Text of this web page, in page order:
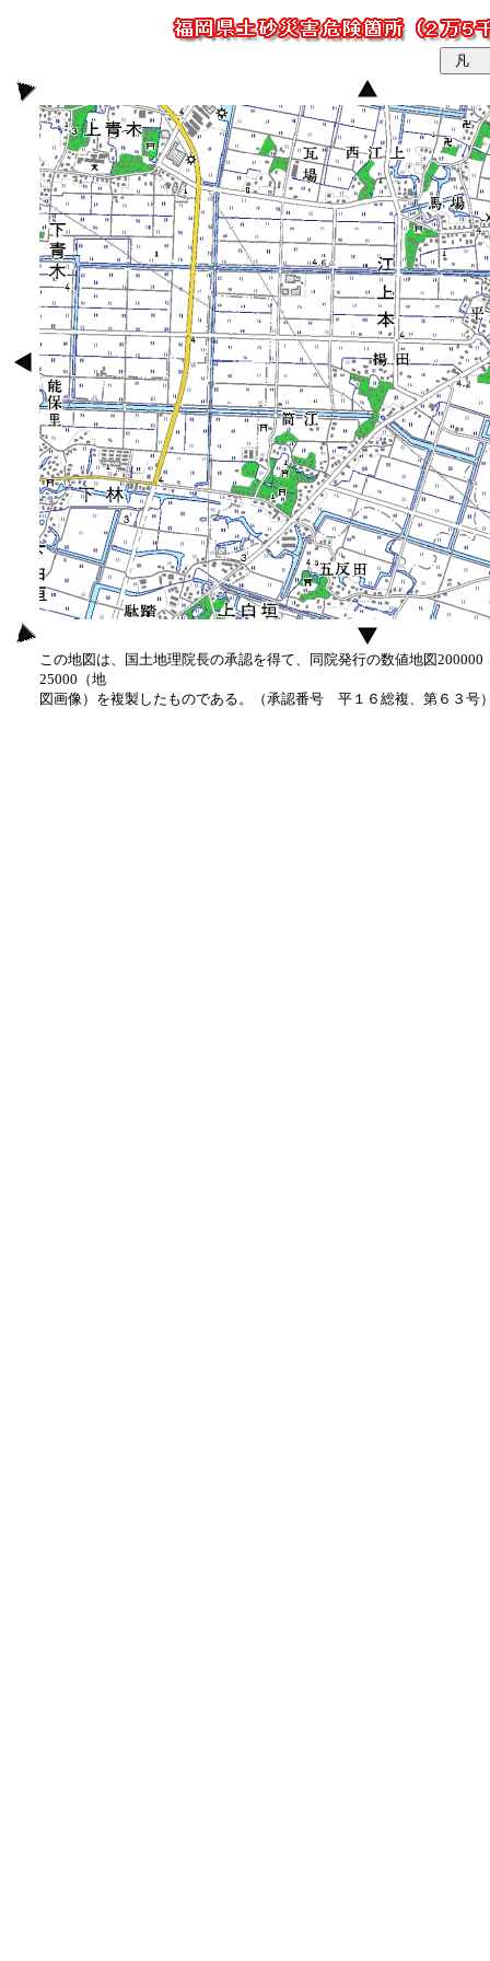
この地図は、国土地理院長の承認を得て、同院発行の数値地図
25000（地
図画像）を複製したものである。（承認番号 平１６総複、第６３号